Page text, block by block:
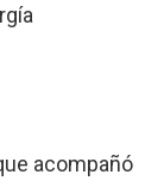
acompañó